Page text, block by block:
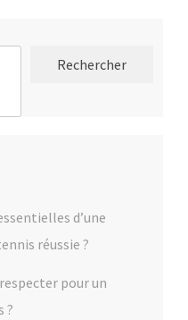
Rechercher
d’une
réussie ?
pour un
?